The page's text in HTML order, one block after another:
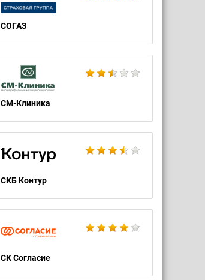
СОГАЗ
СМ-Клиника
СКБ Контур
СК Согласие